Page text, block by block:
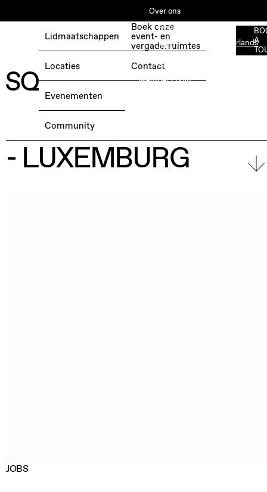
BOEK EEN GRATIS TESTDAG →
Over ons
ESG
Jobs
Media
Member Login
Nederlands
Lidmaatschappen
Locaties
Evenementen
Community
Boek onze
event- en
vergaderruimtes
Contact
A
OFFICE MANAGER
- LUXEMBURG
JOBS